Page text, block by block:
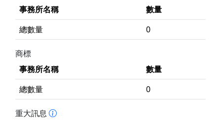
事務所名稱
數量
總數量
0
商標
事務所名稱
數量
總數量
0
重大訊息